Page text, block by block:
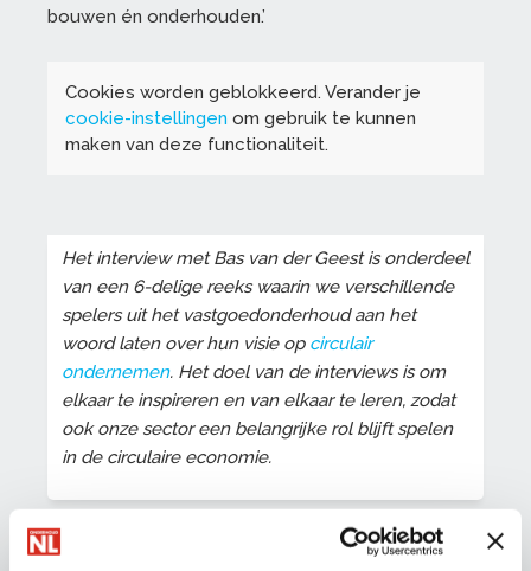
bouwen én onderhouden.’
Cookies worden geblokkeerd. Verander je
cookie-instellingen om gebruik te kunnen
maken van deze functionaliteit.
Het interview met Bas van der Geest is onderdeel
van een 6-delige reeks waarin we verschillende
spelers uit het vastgoedonderhoud aan het
woord laten over hun visie op circulair
ondernemen. Het doel van de interviews is om
elkaar te inspireren en van elkaar te leren, zodat
ook onze sector een belangrijke rol blijft spelen
in de circulaire economie.